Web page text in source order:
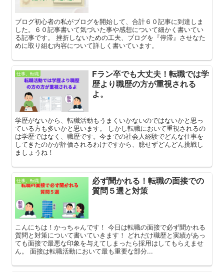
ブログ初心者の私がブログを開始して、合計６０記事に到達しま
した。６０記事書いて気づいた事や感想について細かく書いてい
る記事です。 挫折しないための工夫、ブログを『停滞』させなた
めに取り組む内容について詳しく書いています。
仕事、転職
Fラン卒でも大丈夫！転職では学
歴より職歴の方が重視される
よ。
学歴がないから、転職活動もうまくいかないのではないかと思っ
ている方も多いかと思います。 しかし転職において重視されるの
は学歴ではなく、職歴です。今までの社会人経験でどんな仕事を
してきたのかが評価されるわけですから、臆せずどんどん挑戦し
ましょうね！
仕事、転職
必ず聞かれる！転職の面接での
質問５選と対策
こんにちは！かっちゃんです！ 今日は転職の面接で必ず聞かれる
質問と対策について書いていきます！ どれだけ職歴と実績があっ
ても面接で最悪な印象を与えてしまったら採用はしてもらえませ
ん。 面接は転職活動において最も重要な部分...